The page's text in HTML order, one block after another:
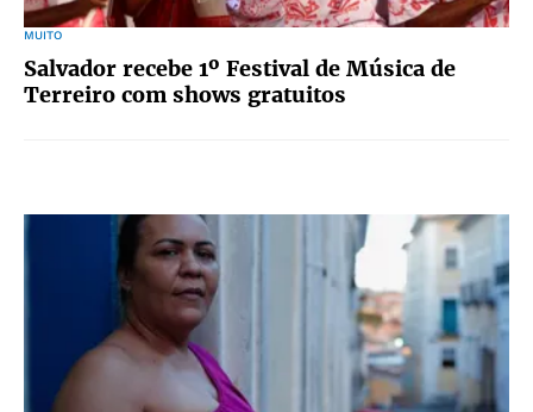
MUITO
Salvador recebe 1º Festival de Música de
Terreiro com shows gratuitos